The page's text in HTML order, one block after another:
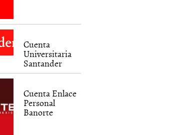
Cuenta
Universitaria
Santander
Cuenta Enlace
Personal
Banorte